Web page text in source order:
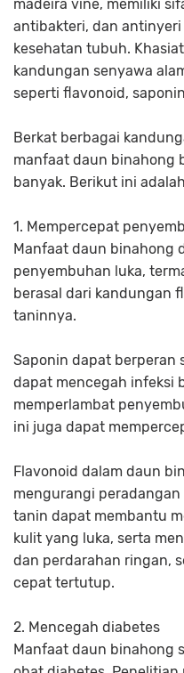
madeira vine, memiliki
antibakteri, dan
kesehatan tubuh.
kandungan senyawa
seperti flavonoid,
Berkat berbagai
manfaat daun binahong
banyak. Berikut ini
1. Mempercepat
Manfaat daun binahong
penyembuhan luka,
berasal dari kandungan
taninnya.
Saponin dapat berperan
dapat mencegah infeksi
memperlambat
ini juga dapat
Flavonoid dalam daun
mengurangi
tanin dapat membantu
kulit yang luka, serta
dan perdarahan ringan,
cepat tertutup.
2. Mencegah diabetes
Manfaat daun binahong